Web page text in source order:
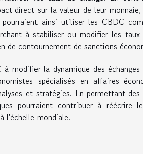
direct sur la valeur de leur
ainsi utiliser les CBDC
à stabiliser ou modifier les
de contournement de sanctions
modifier la dynamique des
spécialisés en affaires
et stratégies. En permettant
pourraient contribuer à réécrire
l'échelle mondiale.